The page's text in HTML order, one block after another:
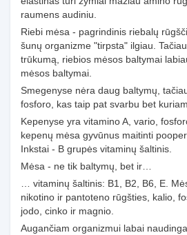
raumens audiniu.
Riebi mėsa - pagrindinis riebalų
šunų organizme "tirpsta" ilgiau.
trūkumą, riebios mėsos baltymai
mėsos baltymai.
Smegenyse nėra daug baltymų,
fosforo, kas taip pat svarbu bet
Kepenyse yra vitamino A, vario,
kepenų mėsa gyvūnus maitinti
Inkstai - B grupės vitaminų šaltinis.
Mėsa - ne tik baltymų, bet ir…
… vitaminų šaltinis: B1, B2, B6, E.
nikotino ir pantoteno rūgšties, kalio,
jodo, cinko ir magnio.
Augančiam organizmui labai